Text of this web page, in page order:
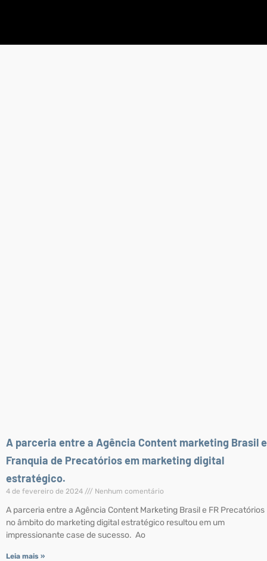
A parceria entre a Agência Content marketing Brasil e
Franquia de Precatórios em marketing digital
estratégico.
4 de fevereiro de 2024 Nenhum comentário
A parceria entre a Agência Content Marketing Brasil e FR Precatórios
no âmbito do marketing digital estratégico resultou em um
impressionante case de sucesso. Ao
Leia mais »